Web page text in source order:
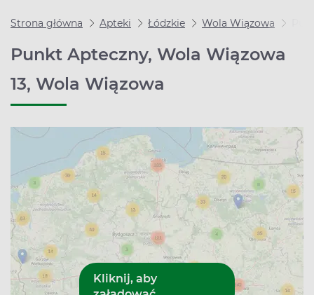
Strona główna Apteki Łódzkie Wola Wiązowa
Punkt Apteczny, Wola Wiązowa
13, Wola Wiązowa